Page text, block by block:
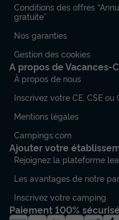
Conditions des offres
gratuite”
Nos garanties
Gestion des cookies
A propos de Vacances-
À propos de nous
Inscrivez votre CE, CSE
Mentions légales
Campings.com
Ajouter votre
Rejoignez la plateforme
Les avantages de notre
Inscrivez votre camping
Paiement 100% sécurisé